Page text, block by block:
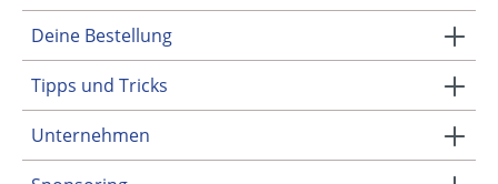
Deine Bestellung
Tipps und Tricks
Unternehmen